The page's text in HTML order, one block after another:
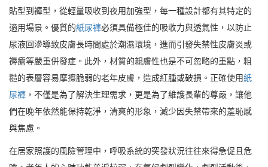
貼型到褲型，從輕量吸收到夜用加強型，每一種設計都有其特定的
適用場景。優質的紙尿褲必須具備極佳的吸收力與透氣性，以防止
尿液回滲導致皮膚長時間處於潮濕環境，進而引發失禁性皮膚炎或
褥瘡等嚴重併發症。此外，材質的親膚性也是不可忽略的重點，粗
糙的表層容易摩擦脆弱的老年皮膚，造成紅腫或破損。正確使用紙
尿褲 ，不僅是為了解決生理需求，更是為了維護長輩的尊嚴，讓他
們在晚年依然能保持乾淨，清爽的形象，減少因失禁帶來的羞恥感
與焦慮。
在居家照護的風險管理中，呼吸系統的突發狀況往往來得急促且危